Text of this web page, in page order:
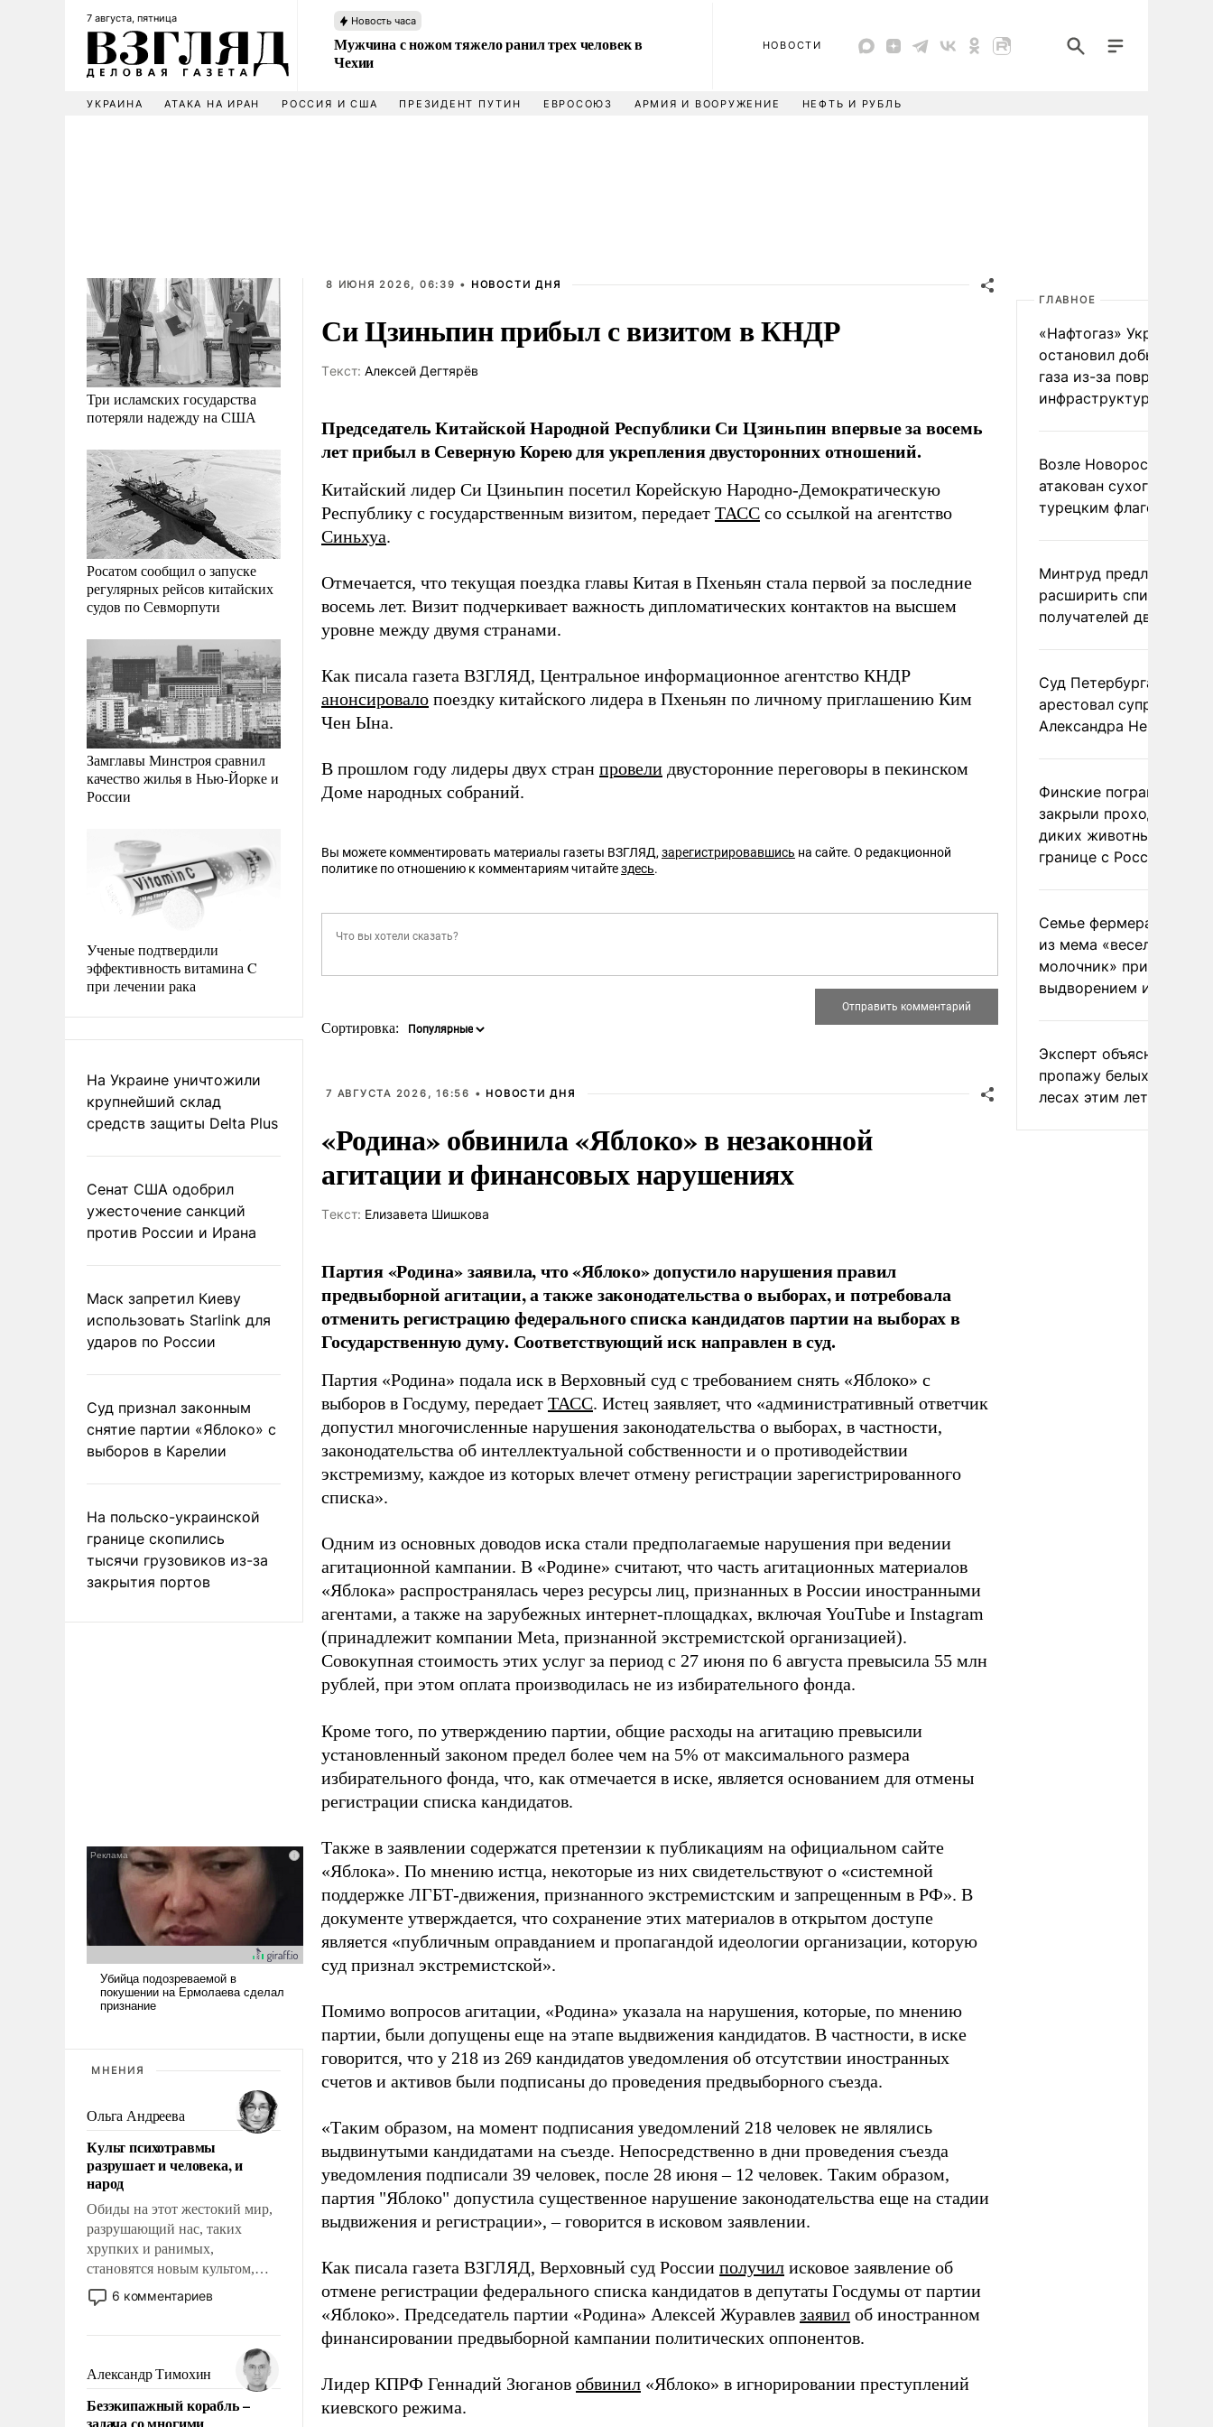
7 августа, пятница Новость часа
Мужчина с ножом тяжело ранил трех человек в
Чехии
НОВОСТИ
УКРАИНА АТАКА НА ИРАН РОССИЯ И США ПРЕЗИДЕНТ ПУТИН ЕВРОСОЮЗ АРМИЯ И ВООРУЖЕНИЕ НЕФТЬ И РУБЛЬ
Три исламских государства
потеряли надежду на США
Росатом сообщил о запуске
регулярных рейсов китайских
судов по Севморпути
Замглавы Минстроя сравнил
качество жилья в Нью-Йорке и
России
Ученые подтвердили
эффективность витамина C
при лечении рака
На Украине уничтожили
крупнейший склад
средств защиты Delta Plus
Сенат США одобрил
ужесточение санкций
против России и Ирана
Маск запретил Киеву
использовать Starlink для
ударов по России
Суд признал законным
снятие партии «Яблоко» с
выборов в Карелии
На польско-украинской
границе скопились
тысячи грузовиков из-за
закрытия портов
МНЕНИЯ
Ольга Андреева
Культ психотравмы
разрушает и человека, и
народ
Обиды на этот жестокий мир,
разрушающий нас, таких
хрупких и ранимых,
становятся новым культом,
постепенно вытесняя и
отменяя традиционное
мужественным и твердым под
ударами судьбы, брать на себя
ответственность, помогать
слабым, идти вперед и
6 комментариев
Александр Тимохин
Безэкипажный корабль –
задача со многими
8 ИЮНЯ 2026, 06:39 • НОВОСТИ ДНЯ
Си Цзиньпин прибыл с визитом в КНДР
Tекст: Алексей Дегтярёв
Председатель Китайской Народной Республики Си Цзиньпин впервые за восемь
лет прибыл в Северную Корею для укрепления двусторонних отношений.
Китайский лидер Си Цзиньпин посетил Корейскую Народно-Демократическую
Республику с государственным визитом, передает ТАСС со ссылкой на агентство
Синьхуа.
Отмечается, что текущая поездка главы Китая в Пхеньян стала первой за последние
восемь лет. Визит подчеркивает важность дипломатических контактов на высшем
уровне между двумя странами.
Как писала газета ВЗГЛЯД, Центральное информационное агентство КНДР
анонсировало поездку китайского лидера в Пхеньян по личному приглашению Ким
Чен Ына.
В прошлом году лидеры двух стран провели двусторонние переговоры в пекинском
Доме народных собраний.
Вы можете комментировать материалы газеты ВЗГЛЯД, зарегистрировавшись на сайте. О редакционной
политике по отношению к комментариям читайтездесь.
Сортировка:
7 АВГУСТА 2026, 16:56 • НОВОСТИ ДНЯ
«Родина» обвинила «Яблоко» в незаконной
агитации и финансовых нарушениях
Tекст: Елизавета Шишкова
Партия «Родина» заявила, что «Яблоко» допустило нарушения правил
предвыборной агитации, а также законодательства о выборах, и потребовала
отменить регистрацию федерального списка кандидатов партии на выборах в
Государственную думу. Соответствующий иск направлен в суд.
Партия «Родина» подала иск в Верховный суд с требованием снять «Яблоко» с
выборов в Госдуму, передает ТАСС. Истец заявляет, что «административный ответчик
допустил многочисленные нарушения законодательства о выборах, в частности,
законодательства об интеллектуальной собственности и о противодействии
экстремизму, каждое из которых влечет отмену регистрации зарегистрированного
списка».
Одним из основных доводов иска стали предполагаемые нарушения при ведении
агитационной кампании. В «Родине» считают, что часть агитационных материалов
«Яблока» распространялась через ресурсы лиц, признанных в России иностранными
агентами, а также на зарубежных интернет-площадках, включая YouTube и Instagram
(принадлежит компании Meta, признанной экстремистской организацией).
Совокупная стоимость этих услуг за период с 27 июня по 6 августа превысила 55 млн
рублей, при этом оплата производилась не из избирательного фонда.
Кроме того, по утверждению партии, общие расходы на агитацию превысили
установленный законом предел более чем на 5% от максимального размера
избирательного фонда, что, как отмечается в иске, является основанием для отмены
регистрации списка кандидатов.
Также в заявлении содержатся претензии к публикациям на официальном сайте
«Яблока». По мнению истца, некоторые из них свидетельствуют о «системной
поддержке ЛГБТ-движения, признанного экстремистским и запрещенным в РФ». В
документе утверждается, что сохранение этих материалов в открытом доступе
является «публичным оправданием и пропагандой идеологии организации, которую
суд признал экстремистской».
Помимо вопросов агитации, «Родина» указала на нарушения, которые, по мнению
партии, были допущены еще на этапе выдвижения кандидатов. В частности, в иске
говорится, что у 218 из 269 кандидатов уведомления об отсутствии иностранных
счетов и активов были подписаны до проведения предвыборного съезда.
«Таким образом, на момент подписания уведомлений 218 человек не являлись
выдвинутыми кандидатами на съезде. Непосредственно в дни проведения съезда
уведомления подписали 39 человек, после 28 июня – 12 человек. Таким образом,
партия "Яблоко" допустила существенное нарушение законодательства еще на стадии
выдвижения и регистрации», – говорится в исковом заявлении.
Как писала газета ВЗГЛЯД, Верховный суд России получил исковое заявление об
отмене регистрации федерального списка кандидатов в депутаты Госдумы от партии
«Яблоко». Председатель партии «Родина» Алексей Журавлев заявил об иностранном
финансировании предвыборной кампании политических оппонентов.
Лидер КПРФ Геннадий Зюганов обвинил «Яблоко» в игнорировании преступлений
киевского режима.
ГЛАВНОЕ
«Нафтогаз» Украины
остановил добычу
газа из-за повреждения
инфраструктуры
Возле Новороссийска
атакован сухогруз под
турецким флагом
Минтруд предложил
расширить список
получателей двух
Суд Петербурга заочно
арестовал супругу
Александра Невзорова
Финские пограничники
закрыли проходы для
диких животных на
границе с Россией
Семье фермера
из мема «веселый
молочник» пригрозили
выдворением из
Эксперт объяснил
пропажу белых грибов
лесах этим летом